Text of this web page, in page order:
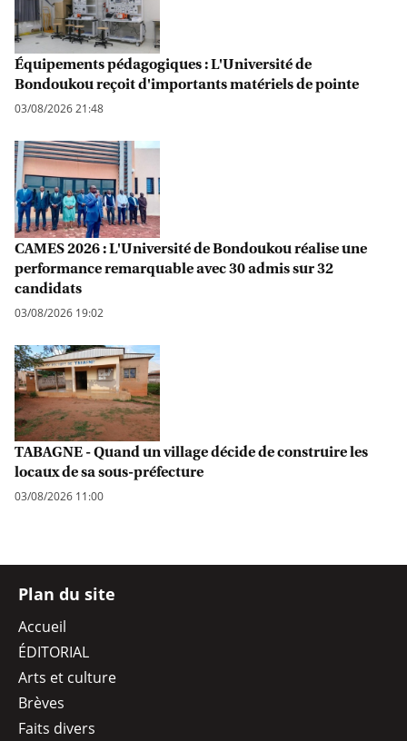
Équipements pédagogiques : L'Université de
Bondoukou reçoit d'importants matériels de pointe
03/08/2026 21:48
CAMES 2026 : L'Université de Bondoukou réalise une
performance remarquable avec 30 admis sur 32
candidats
03/08/2026 19:02
TABAGNE - Quand un village décide de construire les
locaux de sa sous-préfecture
03/08/2026 11:00
Plan du site
Accueil
ÉDITORIAL
Arts et culture
Brèves
Faits divers